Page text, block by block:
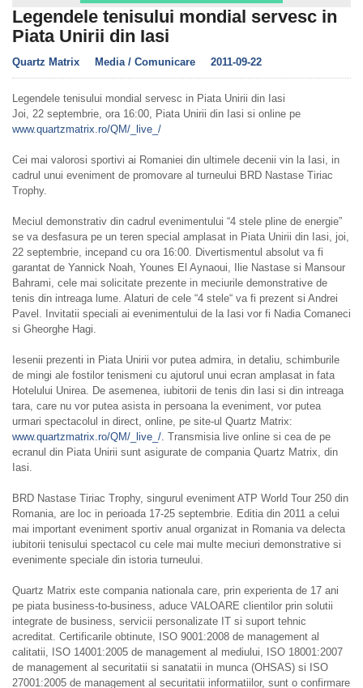
Legendele tenisului mondial servesc in
Piata Unirii din Iasi
Quartz Matrix Media / Comunicare 2011-09-22
Legendele tenisului mondial servesc in Piata Unirii din Iasi
Joi, 22 septembrie, ora 16:00, Piata Unirii din Iasi si online pe
www.quartzmatrix.ro/QM/_live_/
Cei mai valorosi sportivi ai Romaniei din ultimele decenii vin la Iasi, in
cadrul unui eveniment de promovare al turneului BRD Nastase Tiriac
Trophy.
Meciul demonstrativ din cadrul evenimentului “4 stele pline de energie”
se va desfasura pe un teren special amplasat in Piata Unirii din Iasi, joi,
22 septembrie, incepand cu ora 16:00. Divertismentul absolut va fi
garantat de Yannick Noah, Younes El Aynaoui, Ilie Nastase si Mansour
Bahrami, cele mai solicitate prezente in meciurile demonstrative de
tenis din intreaga lume. Alaturi de cele “4 stele“ va fi prezent si Andrei
Pavel. Invitatii speciali ai evenimentului de la Iasi vor fi Nadia Comaneci
si Gheorghe Hagi.
Iesenii prezenti in Piata Unirii vor putea admira, in detaliu, schimburile
de mingi ale fostilor tenismeni cu ajutorul unui ecran amplasat in fata
Hotelului Unirea. De asemenea, iubitorii de tenis din Iasi si din intreaga
tara, care nu vor putea asista in persoana la eveniment, vor putea
urmari spectacolul in direct, online, pe site-ul Quartz Matrix:
www.quartzmatrix.ro/QM/_live_/. Transmisia live online si cea de pe
ecranul din Piata Unirii sunt asigurate de compania Quartz Matrix, din
Iasi.
BRD Nastase Tiriac Trophy, singurul eveniment ATP World Tour 250 din
Romania, are loc in perioada 17-25 septembrie. Editia din 2011 a celui
mai important eveniment sportiv anual organizat in Romania va delecta
iubitorii tenisului spectacol cu cele mai multe meciuri demonstrative si
evenimente speciale din istoria turneului.
Quartz Matrix este compania nationala care, prin experienta de 17 ani
pe piata business-to-business, aduce VALOARE clientilor prin solutii
integrate de business, servicii personalizate IT si suport tehnic
acreditat. Certificarile obtinute, ISO 9001:2008 de management al
calitatii, ISO 14001:2005 de management al mediului, ISO 18001:2007
de management al securitatii si sanatatii in munca (OHSAS) si ISO
27001:2005 de management al securitatii informatiilor, sunt o confirmare